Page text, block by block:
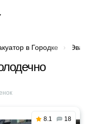
в Городке
8.1 18